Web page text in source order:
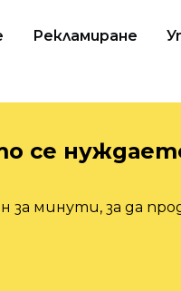
Рекламиране
се
за минути, за да